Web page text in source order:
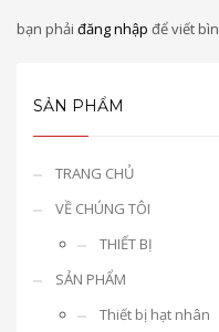
bạn phải đăng nhập để viết
SẢN PHẨM
TRANG CHỦ
VỀ CHÚNG TÔI
THIẾT BỊ
SẢN PHẨM
Thiết bị hạt nhân